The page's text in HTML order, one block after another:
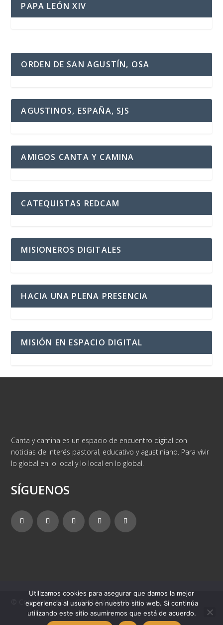
PAPA LEÓN XIV
ORDEN DE SAN AGUSTÍN, OSA
AGUSTINOS, ESPAÑA, SJS
AMIGOS CANTA Y CAMINA
CATEQUISTAS REDCAM
MISIONEROS DIGITALES
HACIA UNA PLENA PRESENCIA
MISIÓN EN ESPACIO DIGITAL
Canta y camina es un espacio de encuentro digital con
noticias de interés pastoral, educativo y agustiniano. Para vivir
lo global en lo local y lo local en lo global.
SÍGUENOS
© Copyright 2025 – CANTA Y CAMINA
Utilizamos cookies para asegurar que damos la mejor
experiencia al usuario en nuestro sitio web. Si continúa
utilizando este sitio asumiremos que está de acuerdo.